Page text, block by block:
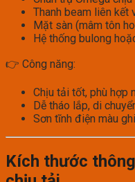
Thanh beam liên kết
Mặt sàn (mâm tôn
Hệ thống bulong
👉 Công năng:
Chịu tải tốt, phù hợp
Dễ tháo lắp, di
Sơn tĩnh điện màu
Kích thước